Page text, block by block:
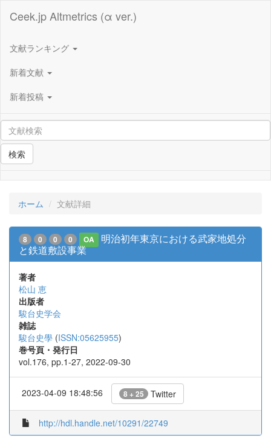
Ceek.jp Altmetrics (α ver.)
文献ランキング
新着文献
新着投稿
検索
ホーム 文献詳細
8 0 0 0 OA
明治初年東京における武家地処分
と鉄道敷設事業
著者
松山 恵
出版者
駿台史学会
雑誌
駿台史學 (ISSN:05625955)
巻号頁・発行日
vol.176, pp.1-27, 2022-09-30
2023-04-09 18:48:56 8 + 25 Twitter
http://hdl.handle.net/10291/22749